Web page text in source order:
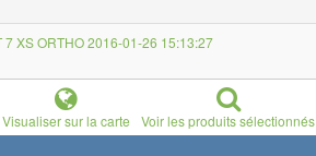
7 XS ORTHO 2016-01-26 15:13:27
Visualiser sur la carte Voir les produits sélectionnés